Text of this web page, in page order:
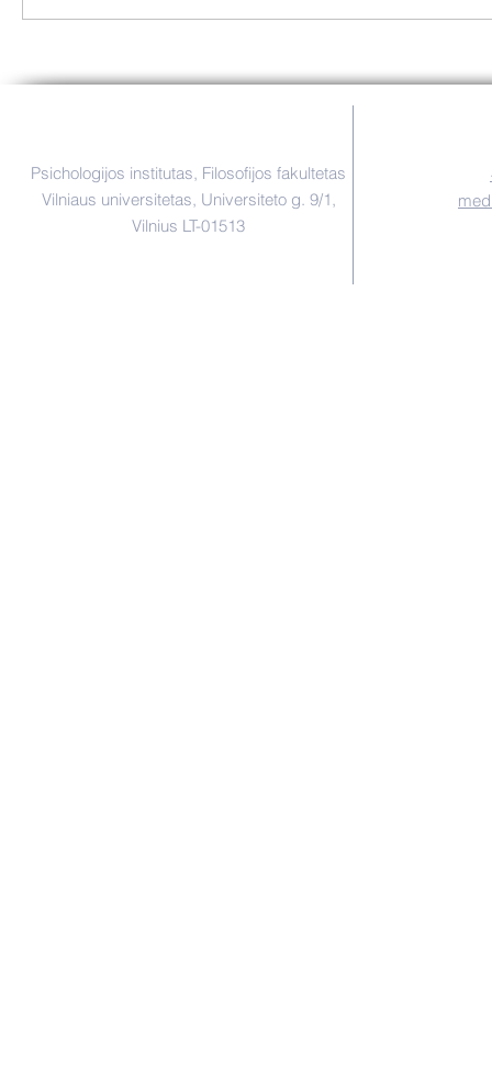
Psichologijos institutas, Filosofijos fakultetas
Vilniaus universitetas, Universiteto g. 9/1,
Vilnius LT-01513